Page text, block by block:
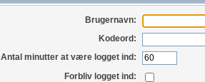
Brugernavn:
Kodeord:
Antal minutter at være logget ind:
Forbliv logget ind: